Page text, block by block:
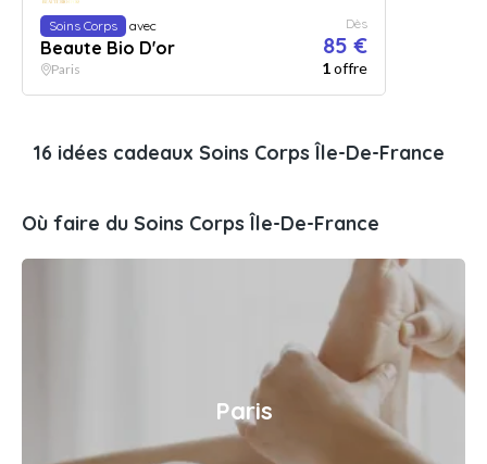
Soins Corps avec
Beaute Bio D'or
Dès
85 €
Paris 1offre
16 idées cadeaux Soins Corps Île-De-France
Où faire du Soins Corps Île-De-France
Paris